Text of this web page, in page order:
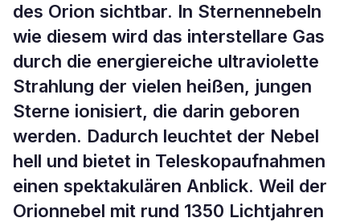
des Orion sichtbar. In Sternennebeln
wie diesem wird das interstellare Gas
durch die energiereiche ultraviolette
Strahlung der vielen heißen, jungen
Sterne ionisiert, die darin geboren
werden. Dadurch leuchtet der Nebel
hell und bietet in Teleskopaufnahmen
einen spektakulären Anblick. Weil der
Orionnebel mit rund 1350 Lichtjahren